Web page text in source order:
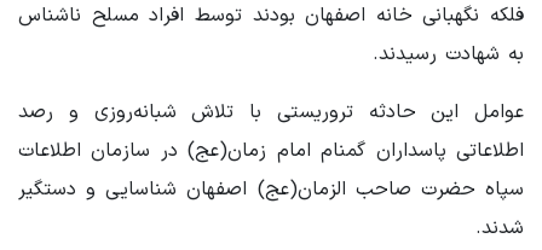
فلکه نگهبانی خانه اصفهان بودند توسط افراد مسلح ناشناس
به شهادت رسیدند.
عوامل این حادثه تروریستی با تلاش شبانه‌روزی و رصد
اطلاعاتی پاسداران گمنام امام زمان(عج) در سازمان اطلاعات
سپاه حضرت صاحب الزمان(عج) اصفهان شناسایی و دستگیر
شدند.